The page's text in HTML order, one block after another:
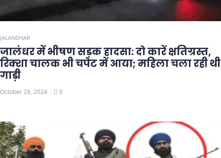
JALANDHAR
जालंधर में भीषण सड़क हादसा: दो कारें क्षतिग्रस्त,
रिक्शा चालक भी चपेट में आया; महिला चला रही थी
गाड़ी
October 28, 2024 0